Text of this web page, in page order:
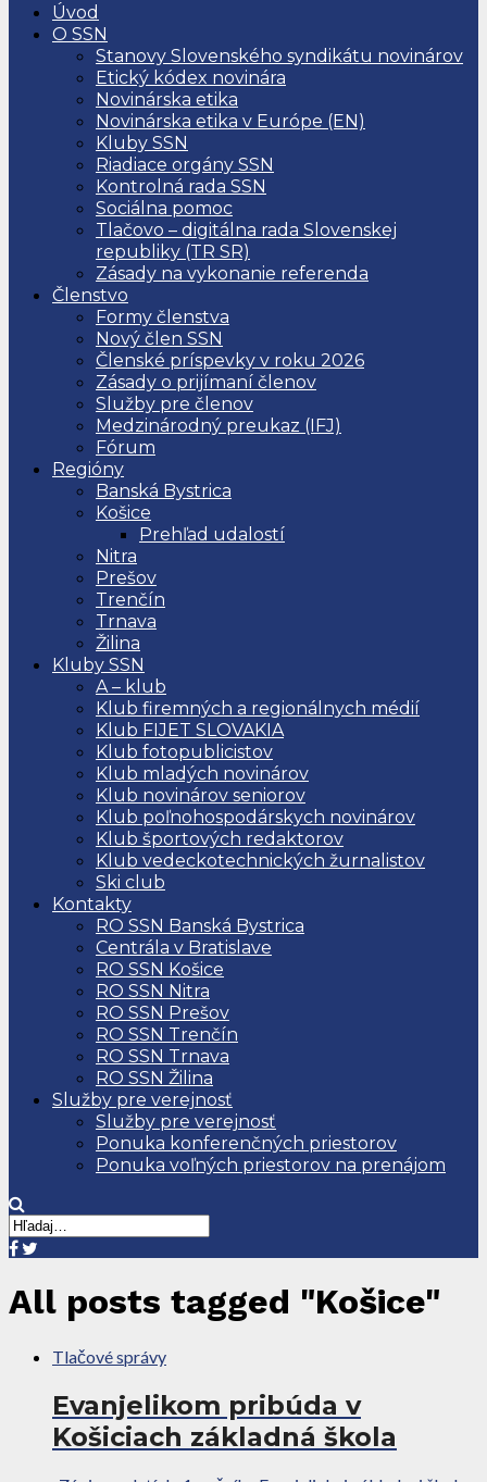
Úvod
O SSN
Stanovy Slovenského syndikátu novinárov
Etický kódex novinára
Novinárska etika
Novinárska etika v Európe (EN)
Kluby SSN
Riadiace orgány SSN
Kontrolná rada SSN
Sociálna pomoc
Tlačovo – digitálna rada Slovenskej
republiky (TR SR)
Zásady na vykonanie referenda
Členstvo
Formy členstva
Nový člen SSN
Členské príspevky v roku 2026
Zásady o prijímaní členov
Služby pre členov
Medzinárodný preukaz (IFJ)
Fórum
Regióny
Banská Bystrica
Košice
Prehľad udalostí
Nitra
Prešov
Trenčín
Trnava
Žilina
Kluby SSN
A – klub
Klub firemných a regionálnych médií
Klub FIJET SLOVAKIA
Klub fotopublicistov
Klub mladých novinárov
Klub novinárov seniorov
Klub poľnohospodárskych novinárov
Klub športových redaktorov
Klub vedeckotechnických žurnalistov
Ski club
Kontakty
RO SSN Banská Bystrica
Centrála v Bratislave
RO SSN Košice
RO SSN Nitra
RO SSN Prešov
RO SSN Trenčín
RO SSN Trnava
RO SSN Žilina
Služby pre verejnosť
Služby pre verejnosť
Ponuka konferenčných priestorov
Ponuka voľných priestorov na prenájom
All posts tagged "Košice"
Tlačové správy
Evanjelikom pribúda v
Košiciach základná škola